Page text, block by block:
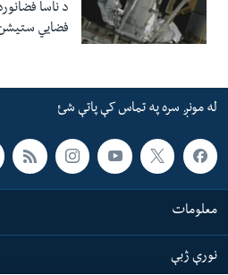
د ناسا
فضایي
له مونږ سره په تماس کې پاتې شئ
معلومات
نورې ژبې